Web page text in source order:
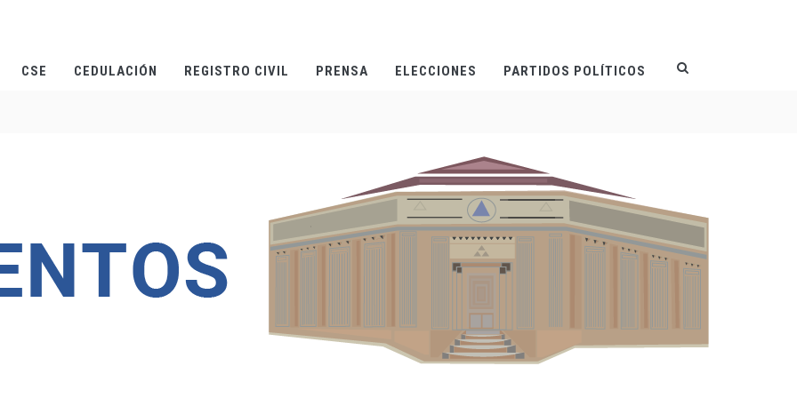
CSE CEDULACIÓN REGISTRO CIVIL PRENSA ELECCIONES PARTIDOS POLÍTICOS